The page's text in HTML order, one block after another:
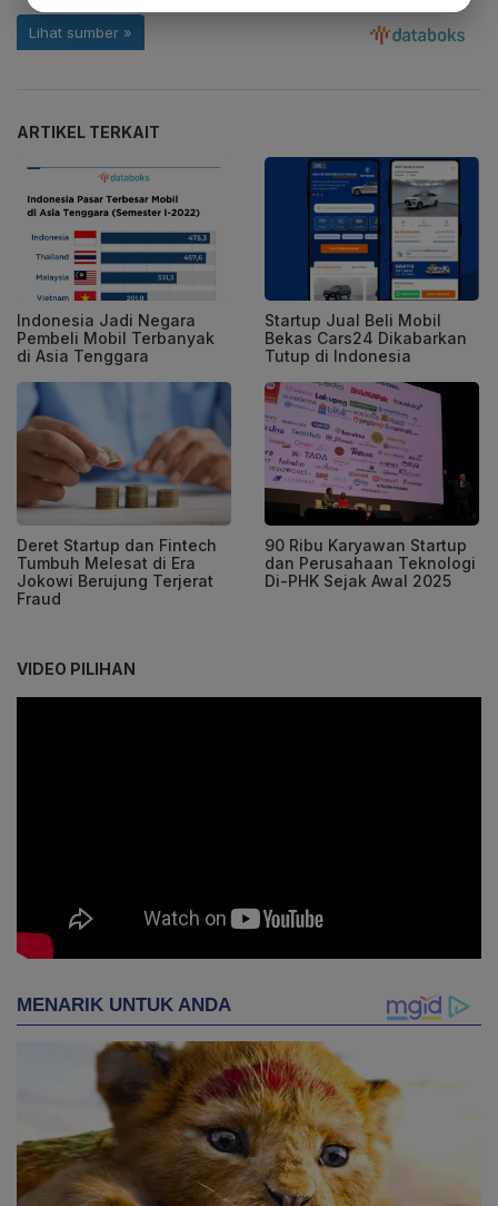
ARTIKEL TERKAIT
Indonesia Jadi Negara
Pembeli Mobil Terbanyak
di Asia Tenggara
Startup Jual Beli Mobil
Bekas Cars24 Dikabarkan
Tutup di Indonesia
Deret Startup dan Fintech
Tumbuh Melesat di Era
Jokowi Berujung Terjerat
Fraud
90 Ribu Karyawan Startup
dan Perusahaan Teknologi
Di-PHK Sejak Awal 2025
VIDEO PILIHAN